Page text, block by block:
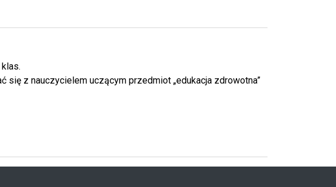
z nauczycielem uczącym przedmiot „edukacja zdrowotna”